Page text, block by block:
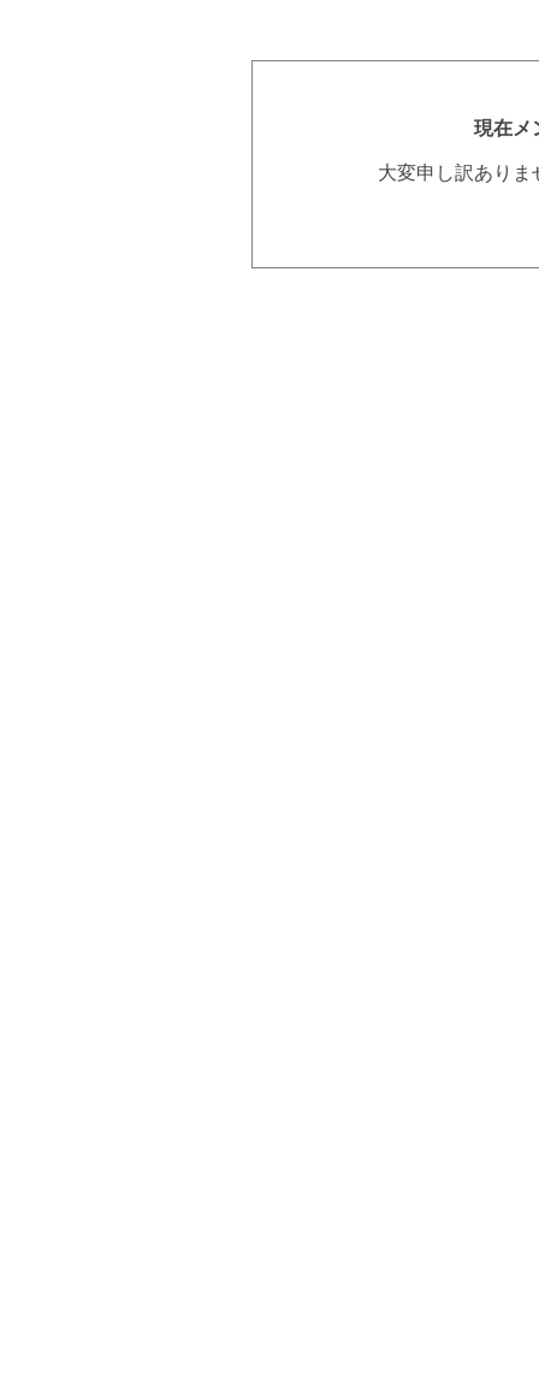
現在メ
大変申し訳あり